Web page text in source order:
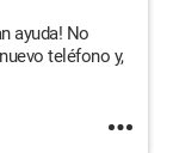
ayuda! No
teléfono y,